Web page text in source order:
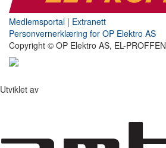
Medlemsportal | Extranett
Personvernerklæring for OP Elektro AS
Copyright © OP Elektro AS, EL-PROFFEN
Utviklet av